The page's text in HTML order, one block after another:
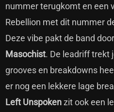
nummer terugkomt en een
Rebellion met dit nummer
Deze vibe pakt de band
Masochist. De leadriff trekt
grooves en breakdowns
er nog een lekkere lage
Left Unspokenzit ook een